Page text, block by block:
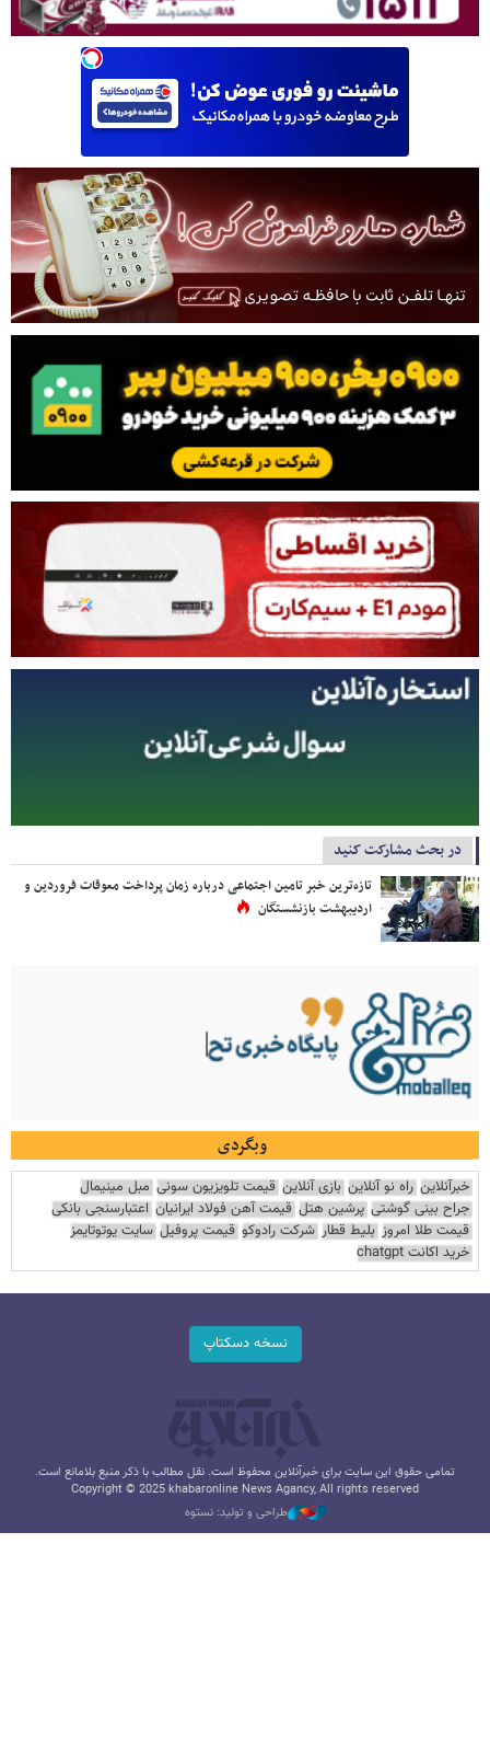
در بحث مشارکت کنید
تازه‌ترین خبر تامین اجتماعی درباره زمان پرداخت معوقات فروردین و
اردیبهشت بازنشستگان
وبگردی
خبرآنلاین راه نو آنلاین بازی آنلاین قیمت تلویزیون سونی مبل مینیمال
جراح بینی گوشتی پرشین هتل قیمت آهن فولاد ایرانیان اعتبارسنجی بانکی
قیمت طلا امروز بلیط قطار شرکت رادوکو قیمت پروفیل سایت یوتوتایمز
خرید اکانت chatgpt
نسخه دسکتاپ
تمامی حقوق این سایت برای خبرآنلاین محفوظ است. نقل مطالب با ذکر منبع بلامانع است.
Copyright © 2025 khabaronline News Agancy, All rights reserved
طراحی و تولید: نستوه